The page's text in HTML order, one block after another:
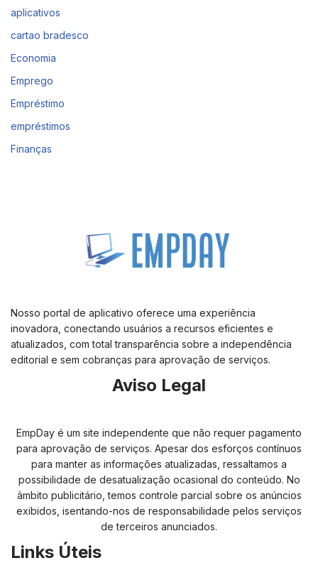
aplicativos
cartao bradesco
Economia
Emprego
Empréstimo
empréstimos
Finanças
Nosso portal de aplicativo oferece uma experiência
inovadora, conectando usuários a recursos eficientes e
atualizados, com total transparência sobre a independência
editorial e sem cobranças para aprovação de serviços.
Aviso Legal
EmpDay é um site independente que não requer pagamento
para aprovação de serviços. Apesar dos esforços contínuos
para manter as informações atualizadas, ressaltamos a
possibilidade de desatualização ocasional do conteúdo. No
âmbito publicitário, temos controle parcial sobre os anúncios
exibidos, isentando-nos de responsabilidade pelos serviços
de terceiros anunciados.
Links Úteis